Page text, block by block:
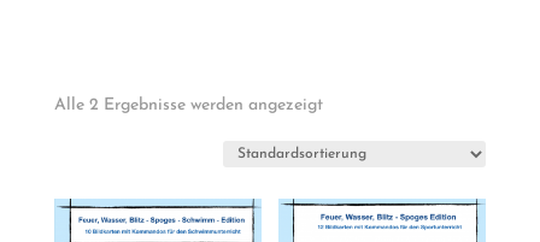
Alle 2 Ergebnisse werden angezeigt